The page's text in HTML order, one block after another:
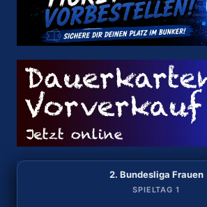
2. Bundesliga Frauen
SPIELTAG 1
2. Bundesliga Frauen
SPIELTAG 2